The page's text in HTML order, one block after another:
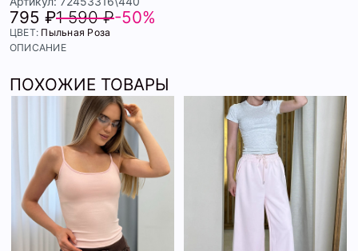
795 ₽1 590 ₽-50%
ЦВЕТ: Пыльная Роза
ОПИСАНИЕ
ПОХОЖИЕ ТОВАРЫ